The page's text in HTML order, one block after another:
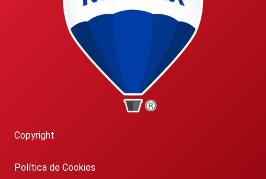
Copyright
Política de Cookies